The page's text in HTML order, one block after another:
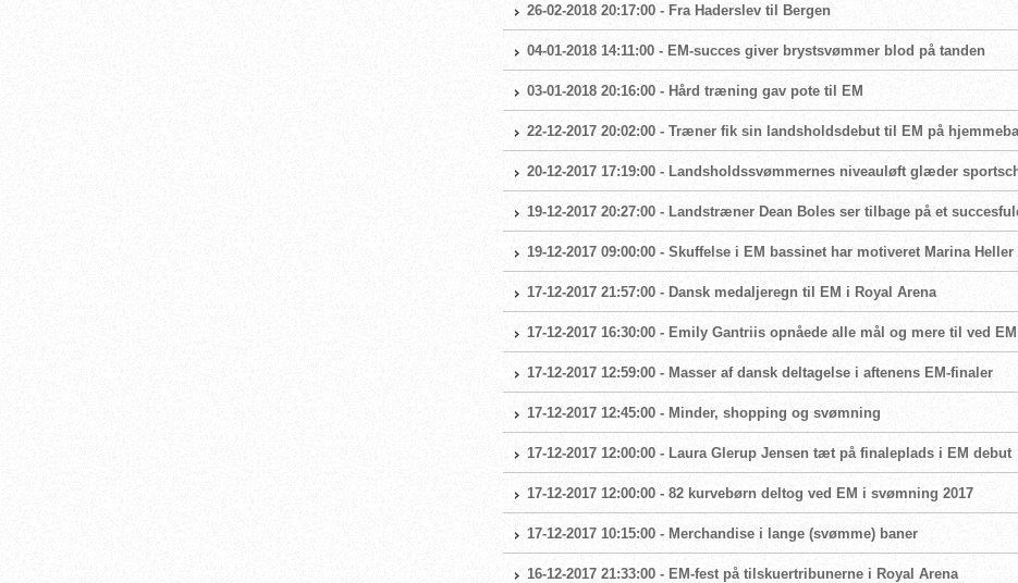
26-02-2018 20:17:00 - Fra Haderslev til Bergen
04-01-2018 14:11:00 - EM-succes giver brystsvømmer blod på tanden
03-01-2018 20:16:00 - Hård træning gav pote til EM
22-12-2017 20:02:00 - Træner fik sin landsholdsdebut til EM på
20-12-2017 17:19:00 - Landsholdssvømmernes niveauløft glæder
19-12-2017 20:27:00 - Landstræner Dean Boles ser tilbage på et
19-12-2017 09:00:00 - Skuffelse i EM bassinet har motiveret Marina Heller
17-12-2017 21:57:00 - Dansk medaljeregn til EM i Royal Arena
17-12-2017 16:30:00 - Emily Gantriis opnåede alle mål og mere til ved EM
17-12-2017 12:59:00 - Masser af dansk deltagelse i aftenens EM-finaler
17-12-2017 12:45:00 - Minder, shopping og svømning
17-12-2017 12:00:00 - Laura Glerup Jensen tæt på finaleplads i EM debut
17-12-2017 12:00:00 - 82 kurvebørn deltog ved EM i svømning 2017
17-12-2017 10:15:00 - Merchandise i lange (svømme) baner
16-12-2017 21:33:00 - EM-fest på tilskuertribunerne i Royal Arena